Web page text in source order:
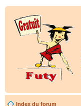
Index du forum